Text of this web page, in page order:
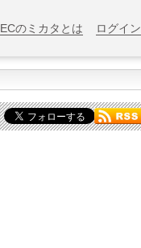
ECのミカタとは ログイン